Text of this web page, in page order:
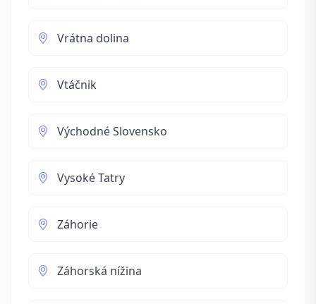
Vrátna dolina
Vtáčnik
Východné Slovensko
Vysoké Tatry
Záhorie
Záhorská nížina